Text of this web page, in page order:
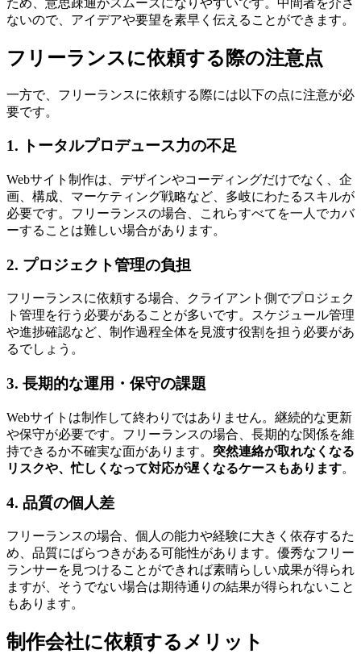
ないので、アイデアや要望を素早く伝えることができます。
フリーランスに依頼する際の注意点
一方で、フリーランスに依頼する際には以下の点に注意が必
要です。
1. トータルプロデュース力の不足
Webサイト制作は、デザインやコーディングだけでなく、企
画、構成、マーケティング戦略など、多岐にわたるスキルが
必要です。 フリーランスの場合、これらすべてを一人でカバ
ーすることは難しい場合があります。
2. プロジェクト管理の負担
フリーランスに依頼する場合、クライアント側でプロジェク
ト管理を行う必要があることが多いです。スケジュール管理
や進捗確認など、制作過程全体を見渡す役割を担う必要があ
るでしょう。
3. 長期的な運用・保守の課題
Webサイトは制作して終わりではありません。継続的な更新
や保守が必要です。フリーランスの場合、長期的な関係を維
持できるか不確実な面があります。 突然連絡が取れなくなる
リスクや、忙しくなって対応が遅くなるケースもあります。
4. 品質の個人差
フリーランスの場合、個人の能力や経験に大きく依存するた
め、品質にばらつきがある可能性があります。優秀なフリー
ランサーを見つけることができれば素晴らしい成果が得られ
ますが、そうでない場合は期待通りの結果が得られないこと
もあります。
制作会社に依頼するメリット